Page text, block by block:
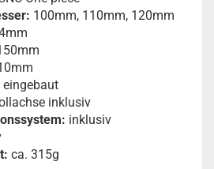
100mm, 110mm, 120mm
eingebaut
inklusiv
inklusiv
ca. 315g